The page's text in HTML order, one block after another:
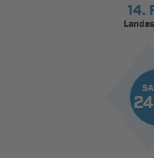
14.